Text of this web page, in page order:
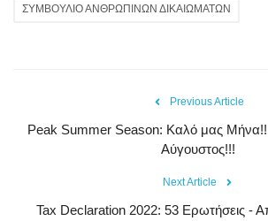
ΣΥΜΒΟΥΛΙΟ ΑΝΘΡΩΠΙΝΩΝ ΔΙΚΑΙΩΜΑΤΩΝ
Previous Article
Peak Summer Season: Kαλό μας
Αύγουστος!!!
Next Article
Tax Declaration 2022: 53 Ερωτήσεις -